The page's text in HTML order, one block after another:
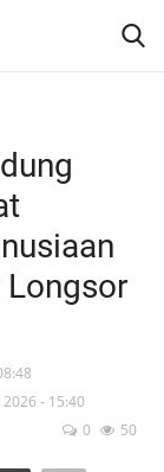
Longsor
- 15:40
0
50